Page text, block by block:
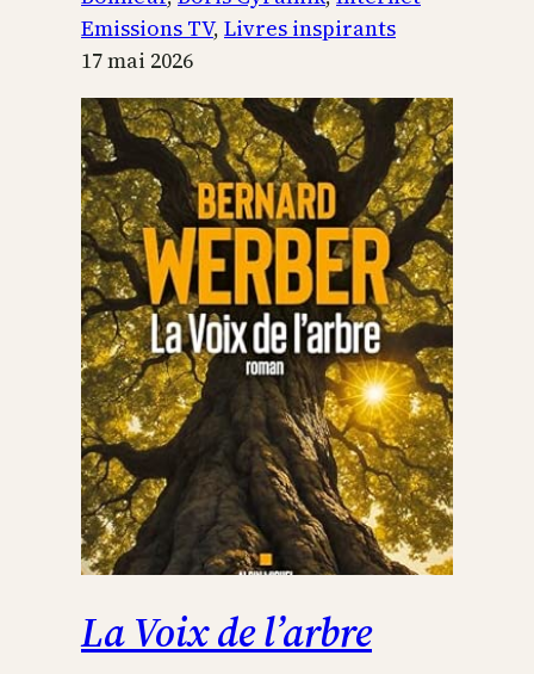
Cyrulnik,
petits
bonheurs
Emissions TV, Livres inspirants
17 mai 2026
La Voix de l’arbre